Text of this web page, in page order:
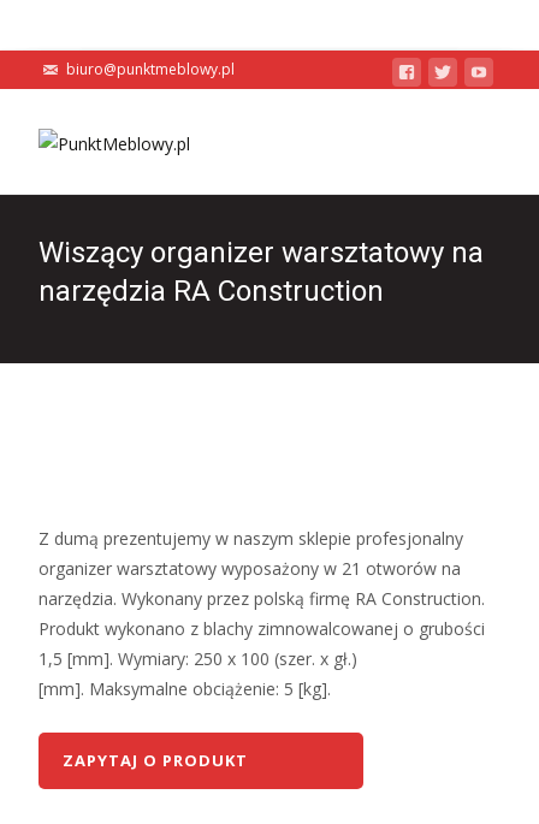
biuro@punktmeblowy.pl
Wiszący organizer warsztatowy na
narzędzia RA Construction
Z dumą prezentujemy w naszym sklepie profesjonalny
organizer warsztatowy wyposażony w 21 otworów na
narzędzia. Wykonany przez polską firmę RA Construction.
Produkt wykonano z blachy zimnowalcowanej o grubości
1,5 [mm]. Wymiary: 250 x 100 (szer. x gł.)
[mm]. Maksymalne obciążenie: 5 [kg].
ZAPYTAJ O PRODUKT